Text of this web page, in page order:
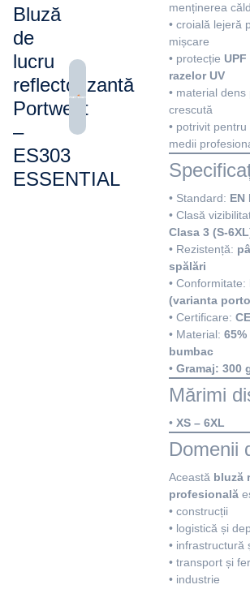
Bluză
de
lucru
reflectorizantă
Portwest
–
ES303
ESSENTIAL
menținerea
• croială lejeră
mișcare
• protecție
razelor UV
• material
crescută
• potrivit
medii
• Standard: EN
• Clasă
Clasa 3 (S-
• Rezistență:
spălări
• Conformitate:
(varianta
• Certificare:CE
• Material:
bumbac
•Gramaj: 300
Mărimi
•XS – 6XL
Domenii
Această bluză
profesională
• construcții
• logistică și
• infrastructură
• transport și
• industrie